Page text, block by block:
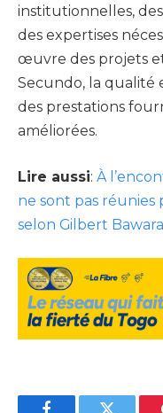
institutionnelles,
des expertises
œuvre des projets
Secundo, la qualité
des prestations
améliorées.
Lire aussi: À
ne sont pas
selon Gilbert Bawara